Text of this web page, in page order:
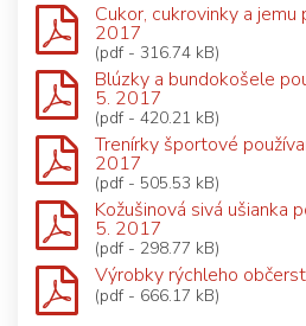
Cukor, cukrovinky a
2017
(pdf - 316.74 kB)
Blúzky a bundokošele
5. 2017
(pdf - 420.21 kB)
Trenírky športové
2017
(pdf - 505.53 kB)
Kožušinová sivá ušianka
5. 2017
(pdf - 298.77 kB)
Výrobky rýchleho
(pdf - 666.17 kB)